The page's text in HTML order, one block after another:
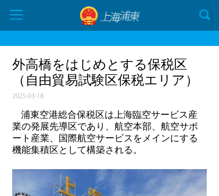
外高橋をはじめとする保税区
（自由貿易試験区保税エリア）
2025-03-18
浦東空港総合保税区は上海臨空サービス産
業の発展先導区であり、航空本部、航空サポ
ート産業、国際航空サービスをメインにする
機能集積区として構築される。